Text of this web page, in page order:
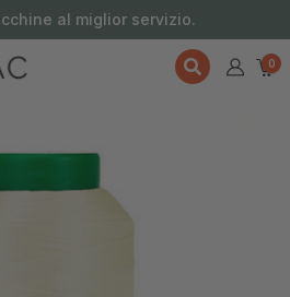
al miglior servizio.
0